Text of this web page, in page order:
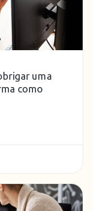
uma
como